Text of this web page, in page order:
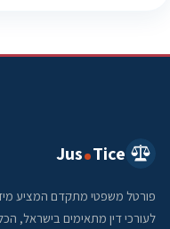
Jus Tice
פורטל משפטי מתקדם המציע
לעורכי דין מתאימים בישראל,